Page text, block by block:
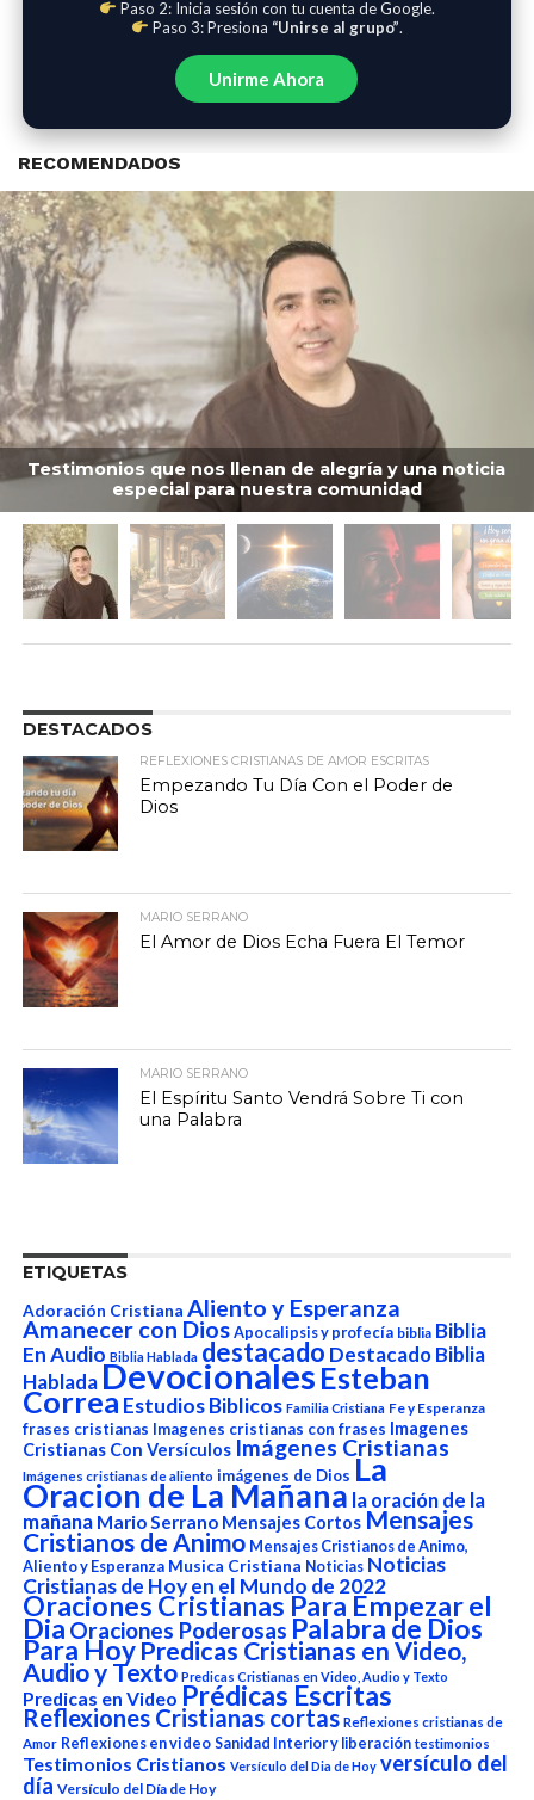
Paso 2: Inicia sesión con tu cuenta de Google.
Paso 3: Presiona “Unirse al grupo”.
Unirme Ahora
RECOMENDADOS
Testimonios que nos llenan de alegría y una noticia
especial para nuestra comunidad
DESTACADOS
REFLEXIONES CRISTIANAS DE AMOR ESCRITAS
Empezando Tu Día Con el Poder de
Dios
MARIO SERRANO
El Amor de Dios Echa Fuera El Temor
MARIO SERRANO
El Espíritu Santo Vendrá Sobre Ti con
una Palabra
ETIQUETAS
Adoración Cristiana Aliento y Esperanza
Amanecer con Dios Apocalipsis y profecía biblia Biblia
En Audio Biblia Hablada destacado Destacado Biblia
HabladaDevocionalesEsteban
Correa Estudios Biblicos Familia Cristiana Fe y Esperanza
frases cristianas Imagenes cristianas con frases Imagenes
Cristianas Con Versículos Imágenes Cristianas
Imágenes cristianas de aliento imágenes de Dios La
Oracion de La Mañana la oración de la
mañana Mario Serrano Mensajes Cortos Mensajes
Cristianos de Animo Mensajes Cristianos de Animo,
Aliento y Esperanza Musica Cristiana Noticias Noticias
Cristianas de Hoy en el Mundo de 2022
Oraciones Cristianas Para Empezar el
DiaOraciones Poderosas Palabra de Dios
Para Hoy Predicas Cristianas en Video,
Audio y Texto Predicas Cristianas en Video, Audio y Texto
Predicas en Video Prédicas Escritas
Reflexiones Cristianas cortas Reflexiones cristianas de
Amor Reflexiones en video Sanidad Interior y liberación testimonios
Testimonios Cristianos Versículo del Dia de Hoy versículo del
día Versículo del Día de Hoy